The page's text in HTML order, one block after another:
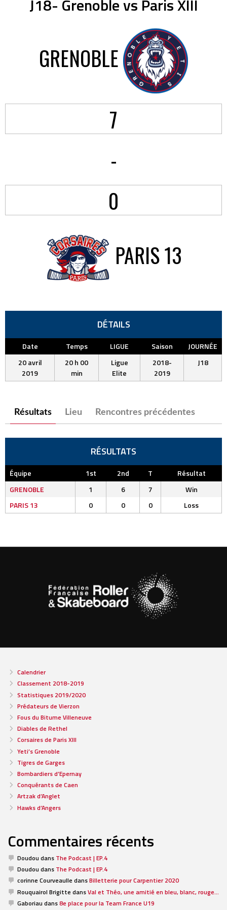
J18- Grenoble vs Paris XIII
GRENOBLE
7
-
0
PARIS 13
DÉTAILS
Date Temps LIGUE Saison
JOURNÉE
20 avril
2019
20 h 00
min
Ligue
Elite
2018-
2019
J18
Résultats Lieu Rencontres précédentes
RÉSULTATS
Équipe 1st 2nd T
Résultat
GRENOBLE
1 6 7
Win
PARIS 13
0 0 0 Loss
Calendrier
Classement 2018-2019
Statistiques 2019/2020
Prédateurs de Vierzon
Fous du Bitume Villeneuve
Diables de Rethel
Corsaires de Paris XIII
Yeti’s Grenoble
Tigres de Garges
Bombardiers d’Epernay
Conquérants de Caen
Artzak d’Anglet
Hawks d’Angers
Commentaires récents
Doudou dans The Podcast | EP.4
Doudou dans The Podcast | EP.4
corinne CourveaulledansBilletterie pour Carpentier 2020
Rouquairol BrigittedansVal et Théo, une amitié en bleu, blanc, rouge…
Gaboriau dans8e place pour la Team France U19